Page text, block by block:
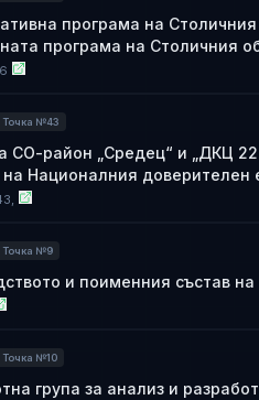
програма на
програма на Столичния
Точка №43
СО-район „Средец“ и „ДКЦ
Националния
Точка №9
и поименния състав
Точка №10
група за анализ и